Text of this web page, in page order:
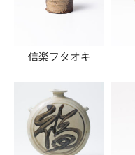
信楽フタオキ